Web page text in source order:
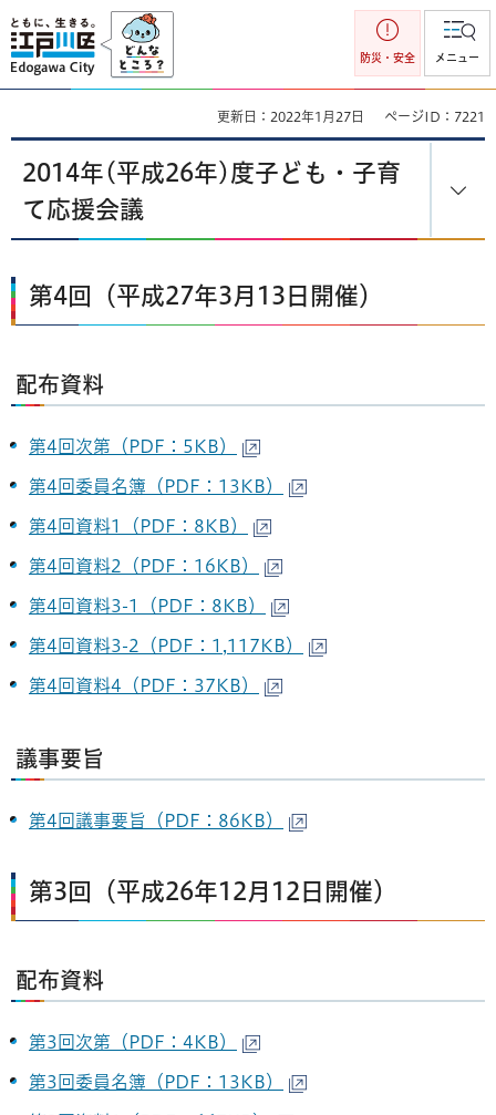
江戸川区
防災・安全 メニュー
更新日：2022年1月27日 ページID：7221
2014年(平成26年)度子ども・子育
て応援会議
第4回（平成27年3月13日開催）
配布資料
第4回次第（PDF：5KB）
第4回委員名簿（PDF：13KB）
第4回資料1（PDF：8KB）
第4回資料2（PDF：16KB）
第4回資料3-1（PDF：8KB）
第4回資料3-2（PDF：1,117KB）
第4回資料4（PDF：37KB）
議事要旨
第4回議事要旨（PDF：86KB）
第3回（平成26年12月12日開催）
配布資料
第3回次第（PDF：4KB）
第3回委員名簿（PDF：13KB）